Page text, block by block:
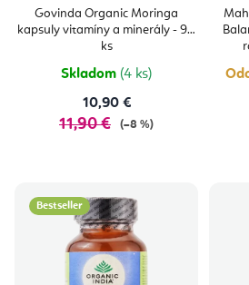
Govinda Organic Moringa
kapsuly vitamíny a minerály - 90
ks
Skladom (4 ks)
10,90 €
11,90 € (–8 %)
Bestseller